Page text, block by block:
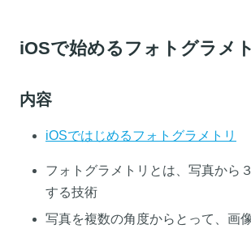
iOSで始めるフォトグラメ
内容
iOSではじめるフォトグラメトリ
フォトグラメトリとは、写真から
する技術
写真を複数の角度からとって、画